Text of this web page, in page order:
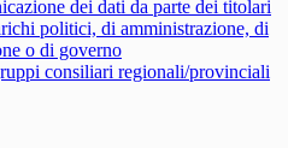
dei dati da parte dei titolari
politici, di amministrazione, di
o di governo
consiliari regionali/provinciali